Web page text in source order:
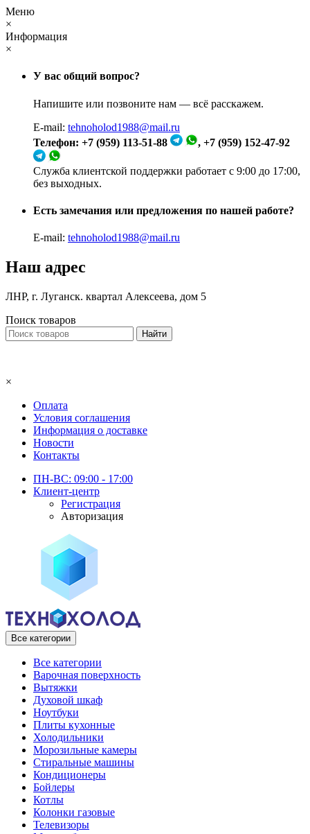
Меню
×
Информация
×
У вас общий вопрос?
Напишите или позвоните нам — всё расскажем.
E-mail: tehnoholod1988@mail.ru
Телефон: +7 (959) 113-51-88
, +7 (959) 152-47-92
Служба клиентской поддержки работает с 9:00 до 17:00,
без выходных.
Есть замечания или предложения по нашей работе?
E-mail: tehnoholod1988@mail.ru
Наш адрес
ЛНР, г. Луганск. квартал Алексеева, дом 5
Поиск товаров
×
Оплата
Условия соглашения
Информация о доставке
Новости
Контакты
ПН-ВС: 09:00 - 17:00
Клиент-центр
Регистрация
Авторизация
Все категории
Все категории
Варочная поверхность
Вытяжки
Духовой шкаф
Ноутбуки
Плиты кухонные
Холодильники
Морозильные камеры
Стиральные машины
Кондиционеры
Бойлеры
Котлы
Колонки газовые
Телевизоры